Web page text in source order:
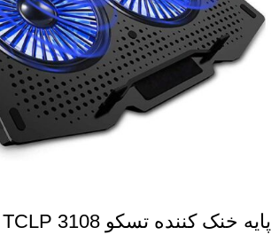
پایه خنک کننده تسکو Tsco TCLP 3108